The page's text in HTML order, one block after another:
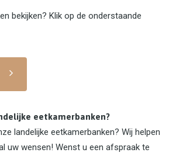
bekijken? Klik op de onderstaande
eetkamerbanken?
landelijke eetkamerbanken? Wij helpen
uw wensen! Wenst u een afspraak te